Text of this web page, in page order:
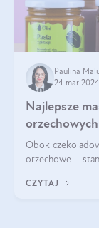
Paulina
24 mar 2024
Najlepsze
orzechowych
Obok
orzechowe –
naturalne to
CZYTAJ